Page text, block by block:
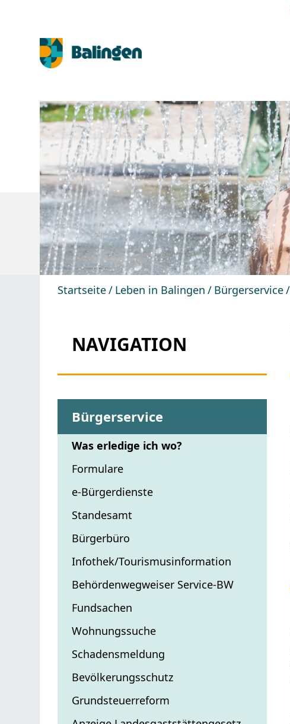
Startseite Leben in Balingen Bürgerservice
NAVIGATION
Bürgerservice
Was erledige ich wo?
Formulare
e-Bürgerdienste
Standesamt
Bürgerbüro
Infothek/Tourismusinformation
Behördenwegweiser Service-BW
Fundsachen
Wohnungssuche
Schadensmeldung
Bevölkerungsschutz
Grundsteuerreform